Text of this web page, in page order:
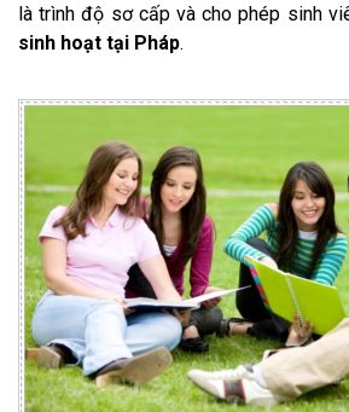
là trình độ sơ cấp và cho phép sinh
sinh hoạt tại Pháp.